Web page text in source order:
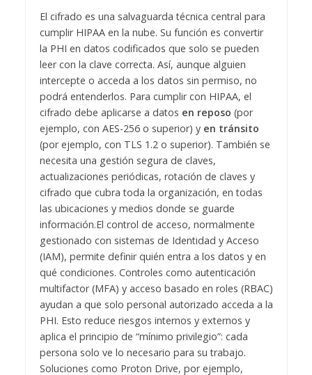
El cifrado es una salvaguarda técnica central para
cumplir HIPAA en la nube. Su función es convertir
la PHI en datos codificados que solo se pueden
leer con la clave correcta. Así, aunque alguien
intercepte o acceda a los datos sin permiso, no
podrá entenderlos. Para cumplir con HIPAA, el
cifrado debe aplicarse a datos en reposo (por
ejemplo, con AES-256 o superior) y en tránsito
(por ejemplo, con TLS 1.2 o superior). También se
necesita una gestión segura de claves,
actualizaciones periódicas, rotación de claves y
cifrado que cubra toda la organización, en todas
las ubicaciones y medios donde se guarde
información.El control de acceso, normalmente
gestionado con sistemas de Identidad y Acceso
(IAM), permite definir quién entra a los datos y en
qué condiciones. Controles como autenticación
multifactor (MFA) y acceso basado en roles (RBAC)
ayudan a que solo personal autorizado acceda a la
PHI. Esto reduce riesgos internos y externos y
aplica el principio de “mínimo privilegio”: cada
persona solo ve lo necesario para su trabajo.
Soluciones como Proton Drive, por ejemplo,